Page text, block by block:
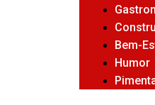
Bem-
Humor